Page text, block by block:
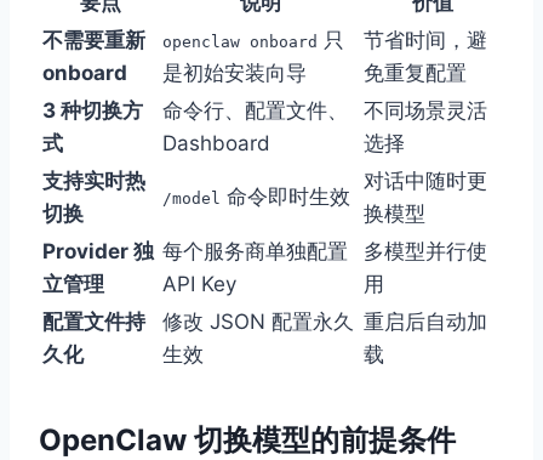
不需要重新
onboard
openclaw onboard 只
是初始安装向导
节省时间，避
免重复配置
3 种切换方
式
命令行、配置文件、
Dashboard
不同场景灵活
选择
支持实时热
切换
/model 命令即时生效
对话中随时更
换模型
Provider 独
立管理
每个服务商单独配置
API Key
多模型并行使
用
配置文件持
久化
修改 JSON 配置永久
生效
重启后自动加
载
OpenClaw 切换模型的前提条件